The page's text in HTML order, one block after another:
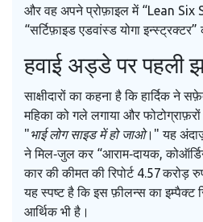
और वह अपने प्रोफ़ाइल में “Lean Six
“सर्टिफ़ाइड एडवांस्ड योगा
हवाई अड्डे पर पहली
साक्षीदारों का कहना है कि हार्दिक ने
महिका को गले लगाया और फोटोग्राफ़रों
"भाई लोग साइड में हो जाओ।" यह
ने मिल‑जुल कर “आराम‑दायक,
कार की कीमत की रिपोर्ट 4.57
यह स्पष्ट है कि इस फ़ीलन्स का इम्पैक्ट
आर्थिक भी है।